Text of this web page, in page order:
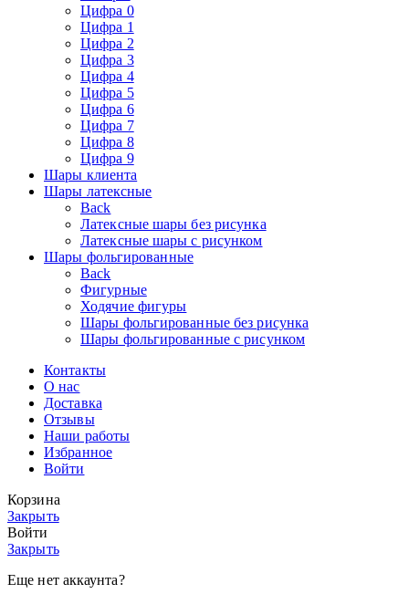
Цифра 0
Цифра 1
Цифра 2
Цифра 3
Цифра 4
Цифра 5
Цифра 6
Цифра 7
Цифра 8
Цифра 9
Шары клиента
Шары латексные
Back
Латексные шары без рисунка
Латексные шары с рисунком
Шары фольгированные
Back
Фигурные
Ходячие фигуры
Шары фольгированные без рисунка
Шары фольгированные с рисунком
Контакты
О нас
Доставка
Отзывы
Наши работы
Избранное
Войти
Корзина
Закрыть
Войти
Закрыть
Еще нет аккаунта?